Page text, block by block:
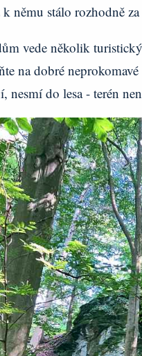
k němu stálo rozhodně
vede několik
na dobré
nesmí do lesa - terén